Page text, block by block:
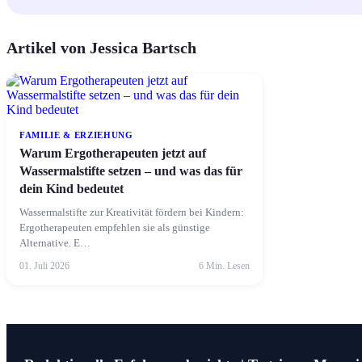
Artikel von Jessica Bartsch
FAMILIE & ERZIEHUNG
Warum Ergotherapeuten jetzt auf
Wassermalstifte setzen – und was das für
dein Kind bedeutet
Wassermalstifte zur Kreativität fördern bei Kindern:
Ergotherapeuten empfehlen sie als günstige
Alternative. E…
01. Juli 2026 6 Min. Lesen